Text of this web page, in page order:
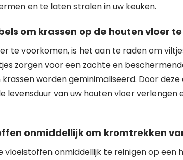
en te laten stralen in uw keuken.
om krassen op de houten vloer
te voorkomen, is het aan te raden om
zorgen voor een zachte en
worden geminimaliseerd. Door
levensduur van uw houten vloer verlengen
onmiddellijk om kromtrekken
vloeistoffen onmiddellijk te reinigen op een